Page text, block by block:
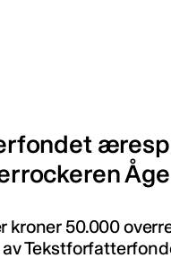
50.000